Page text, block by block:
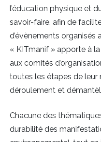
l’éducation physique et
savoir-faire, afin de
d’évènements organisés
« KITmanif » apporte à
aux comités
toutes les étapes de leur
déroulement et
Chacune des
durabilité des